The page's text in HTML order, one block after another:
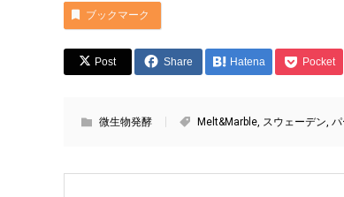
ブックマーク
Post Share Hatena Pocket
微生物発酵 Melt&Marble, スウェーデン,